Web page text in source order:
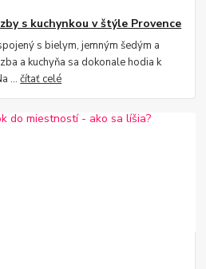
s kuchynkou v štýle Provence
s bielym, jemným šedým a
a kuchyňa sa dokonale hodia k
...čítať celé